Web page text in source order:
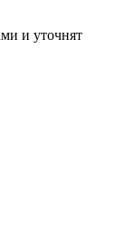
и уточнят